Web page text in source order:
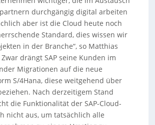
durchgängig digital arbeiten
aber ist die Cloud heute noch
Standard, dies wissen wir
in der Branche“, so Matthias
drängt SAP seine Kunden im
Migrationen auf die neue
S/4Hana, diese weitgehend über
Nach derzeitigem Stand
die Funktionalität der SAP-Cloud-
nicht aus, um tatsächlich alle